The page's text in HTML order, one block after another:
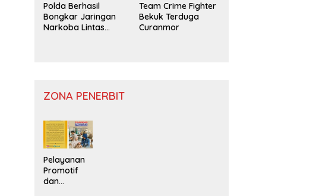
Polda Berhasil
Bongkar Jaringan
Narkoba Lintas
Team Crime Fighter
Bekuk Terduga
Curanmor
ZONA PENERBIT
Pelayanan
Promotif
dan